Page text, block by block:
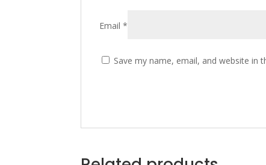
Email*
Save my name, email, and website